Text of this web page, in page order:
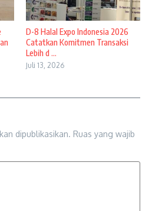
D-8 Halal Expo Indonesia 2026
Catatkan Komitmen Transaksi
Lebih d ...
Juli 13, 2026
dipublikasikan. Ruas yang wajib